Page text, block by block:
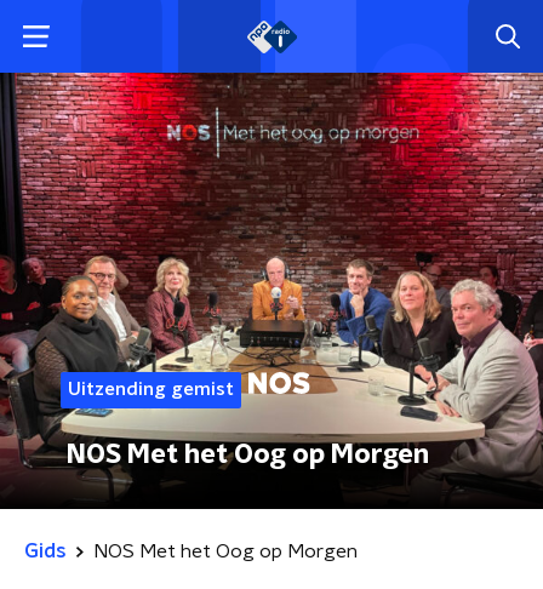
Uitzending gemist
NOS Met het Oog op Morgen
Gids NOS Met het Oog op Morgen